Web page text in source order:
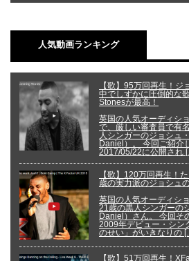
人気動画ランキング
【歌】95万回再生！
中でしずかに圧倒的な
Stonesが最高！
英国の人気オーディシ
で、厳しい審査員で有
人シンガーのジョシュ
Daniel）。 今回ご紹介
2017/05/22に公開され
【歌】120万回再生！
歳の実力派のジョシュ
英国の人気オーディシ
21歳の黒人シンガーの
Daniel）さん。 今回そ
2009年デビュー・シン
のせい」がいきなりの
【歌】51万回再生！